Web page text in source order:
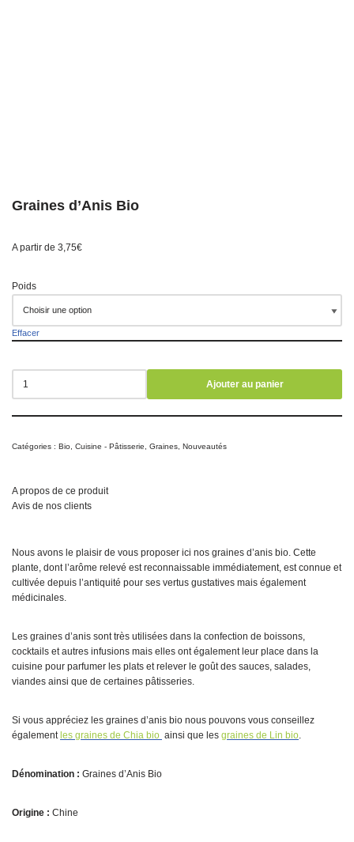
Graines d’Anis Bio
A partir de 3,75€
Poids
Effacer
Ajouter au panier
Catégories : Bio Cuisine - Pâtisserie Graines Nouveautés
A propos de ce produit
Avis de nos clients
Nous avons le plaisir de vous proposer ici nos graines d’anis bio. Cette
plante, dont l’arôme relevé est reconnaissable immédiatement, est connue et
cultivée depuis l’antiquité pour ses vertus gustatives mais également
médicinales.
Les graines d’anis sont très utilisées dans la confection de boissons,
cocktails et autres infusions mais elles ont également leur place dans la
cuisine pour parfumer les plats et relever le goût des sauces, salades,
viandes ainsi que de certaines pâtisseries.
Si vous appréciez les graines d’anis bio nous pouvons vous conseillez
également les graines de Chia bio ainsi que les graines de Lin bio.
Dénomination : Graines d’Anis Bio
Origine : Chine